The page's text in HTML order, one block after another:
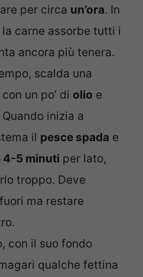
per circa un’ora. In
carne assorbe tutti i
ancora più tenera.
scalda una
un po’ di olio e
inizia a
il pesce spada e
4-5 minuti per lato,
troppo. Deve
ma restare
con il suo fondo
qualche fettina